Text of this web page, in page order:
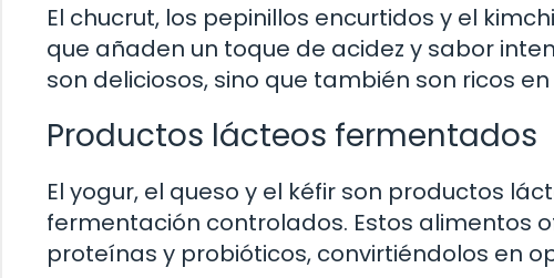
El chucrut, los pepinillos encurtidos y el
que añaden un toque de acidez y sabor
son deliciosos, sino que también son ricos
Productos lácteos fermentados
El yogur, el queso y el kéfir son productos
fermentación controlados. Estos alimentos
proteínas y probióticos, convirtiéndolos en